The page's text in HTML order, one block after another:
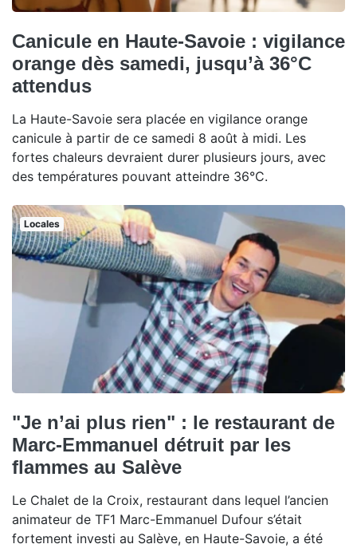
Canicule en Haute-Savoie : vigilance
orange dès samedi, jusqu’à 36°C
attendus
La Haute-Savoie sera placée en vigilance orange
canicule à partir de ce samedi 8 août à midi. Les
fortes chaleurs devraient durer plusieurs jours, avec
des températures pouvant atteindre 36°C.
Locales
"Je n’ai plus rien" : le restaurant de
Marc-Emmanuel détruit par les
flammes au Salève
Le Chalet de la Croix, restaurant dans lequel l’ancien
animateur de TF1 Marc-Emmanuel Dufour s’était
fortement investi au Salève, en Haute-Savoie, a été